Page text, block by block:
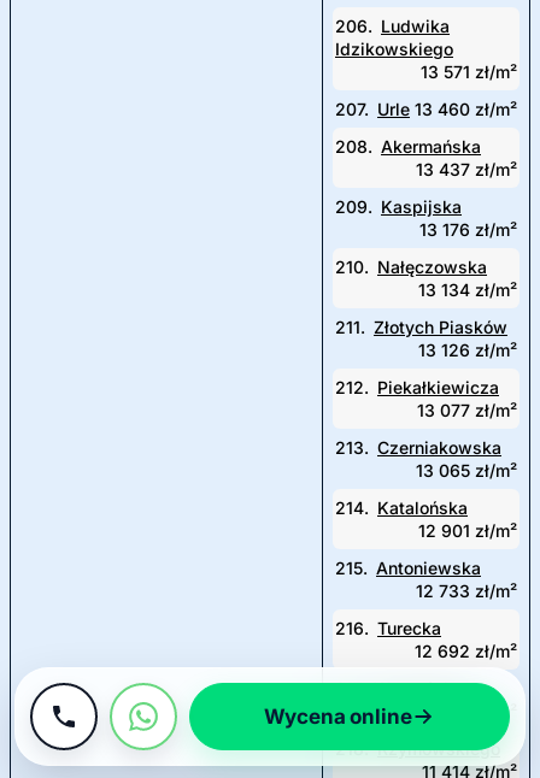
206. Ludwika
Idzikowskiego
13 571 zł/m²
207. Urle 13 460 zł/m²
208. Akermańska
13 437 zł/m²
209. Kaspijska
13 176 zł/m²
210. Nałęczowska
13 134 zł/m²
211. Złotych Piasków
13 126 zł/m²
212. Piekałkiewicza
13 077 zł/m²
213. Czerniakowska
13 065 zł/m²
214. Katalońska
12 901 zł/m²
215. Antoniewska
12 733 zł/m²
216. Turecka
12 692 zł/m²
217. Warneńska
12 418 zł/m²
218. Rzymowskiego
11 414 zł/m²
Wycena online